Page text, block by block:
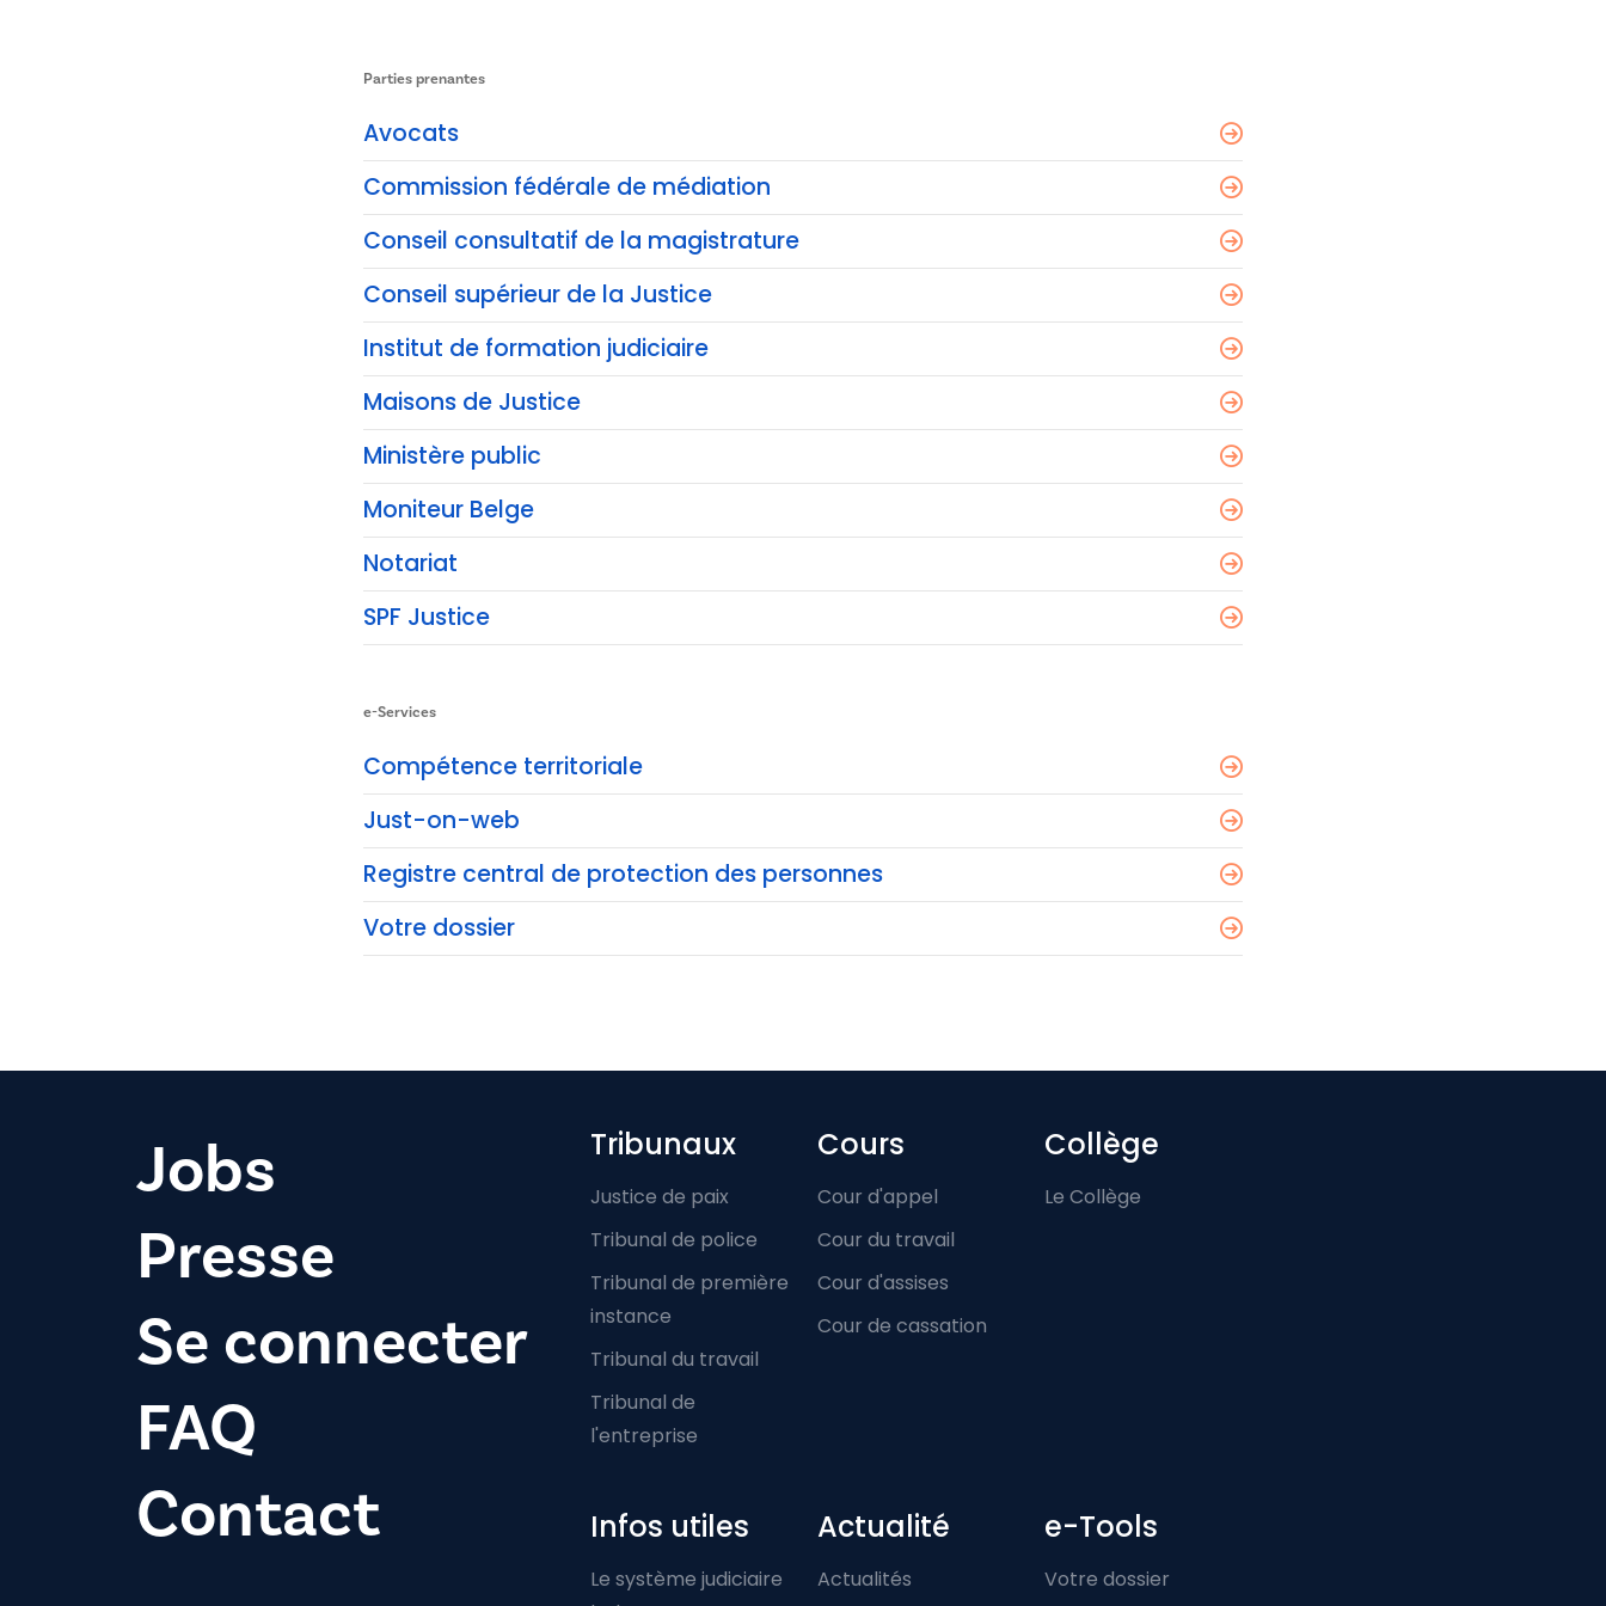
Parties prenantes
Avocats
Commission fédérale de médiation
Conseil consultatif de la magistrature
Conseil supérieur de la Justice
Institut de formation judiciaire
Maisons de Justice
Ministère public
Moniteur Belge
Notariat
SPF Justice
e-Services
Compétence territoriale
Just-on-web
Registre central de protection des personnes
Votre dossier
Jobs
Presse
Se connecter
FAQ
Contact
Footer-menu
Tribunaux
Justice de paix
Tribunal de police
Tribunal de première
instance
Tribunal du travail
Tribunal de
l'entreprise
Cours
Cour d'appel
Cour du travail
Cour d'assises
Cour de cassation
Collège
Le Collège
Infos utiles
Le système judiciaire
Actualité
Actualités
e-Tools
Votre dossier